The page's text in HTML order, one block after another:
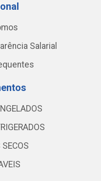
Salarial